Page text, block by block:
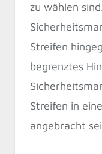
zu wählen
Streifen
begrenztes
Streifen in
angebracht